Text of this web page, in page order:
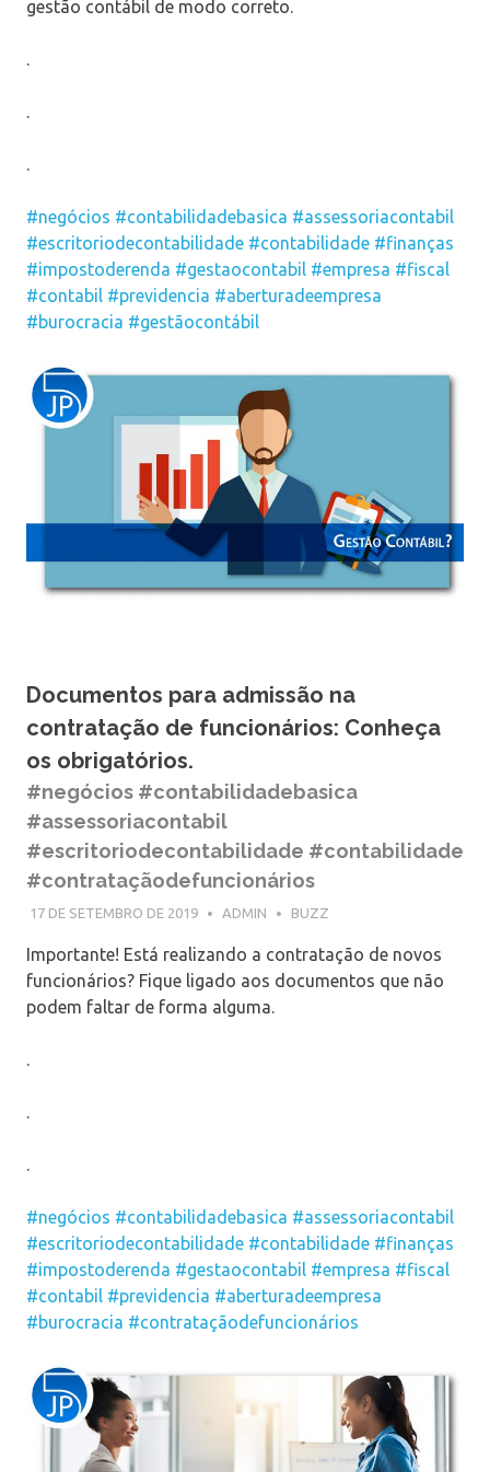
gestão contábil de modo correto.
.
.
.
#negócios #contabilidadebasica #assessoriacontabil
#escritoriodecontabilidade #contabilidade #finanças
#impostoderenda #gestaocontabil #empresa #fiscal
#contabil #previdencia #aberturadeempresa
#burocracia #gestãocontábil
Documentos para admissão na
contratação de funcionários: Conheça
os obrigatórios.
#negócios #contabilidadebasica
#assessoriacontabil
#escritoriodecontabilidade #contabilidade
#contrataçãodefuncionários
17 DE SETEMBRO DE 2019 ADMIN BUZZ
Importante! Está realizando a contratação de novos
funcionários? Fique ligado aos documentos que não
podem faltar de forma alguma.
.
.
.
#negócios #contabilidadebasica #assessoriacontabil
#escritoriodecontabilidade #contabilidade #finanças
#impostoderenda #gestaocontabil #empresa #fiscal
#contabil #previdencia #aberturadeempresa
#burocracia #contrataçãodefuncionários